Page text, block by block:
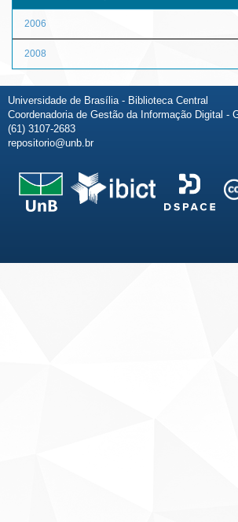
2006
2008
Universidade de Brasília - Biblioteca Central
Coordenadoria de Gestão da Informação Digital -
(61) 3107-2683
repositorio@unb.br